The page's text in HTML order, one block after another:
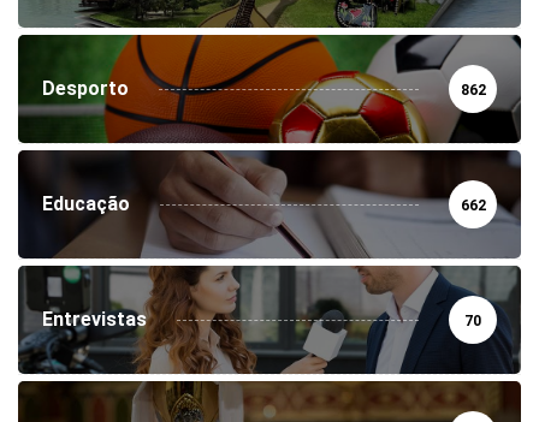
Desporto 862
Educação 662
Entrevistas 70